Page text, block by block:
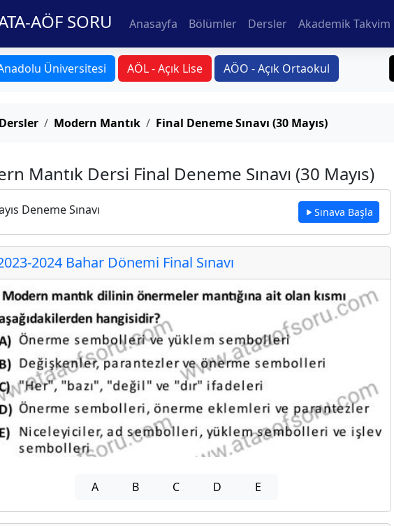
AÖF SORU Anasayfa Bölümler Dersler Akademik Takvim
Üniversitesi AÖL - Açık Lise AÖO - Açık Ortaokul
Dersler Modern Mantık Final Deneme Sınavı (30 Mayıs)
Mantık Dersi Final Deneme Sınavı (30 Mayıs)
Deneme Sınavı Sınava Başla
2024 Bahar Dönemi Final Sınavı
A B C D E